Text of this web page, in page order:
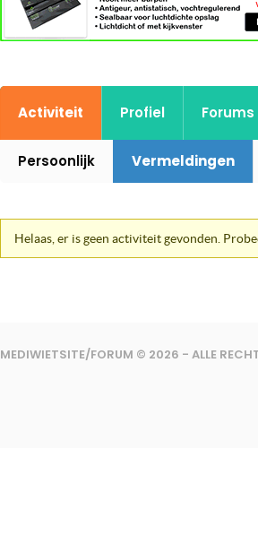
Activiteit Profiel Forums
Persoonlijk Vermeldingen
Helaas, er is geen activiteit gevonden.
MEDIWIETSITE/FORUM © 2026 - ALLE